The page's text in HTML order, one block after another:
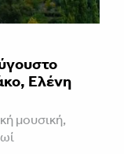
Ελένη
μουσική,